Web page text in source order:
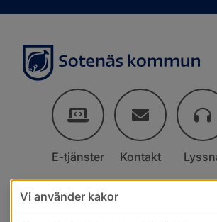
E-tjänster Kontakt
Vi använder kakor